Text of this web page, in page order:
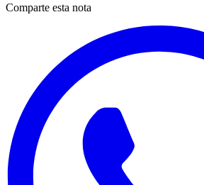
Comparte esta nota